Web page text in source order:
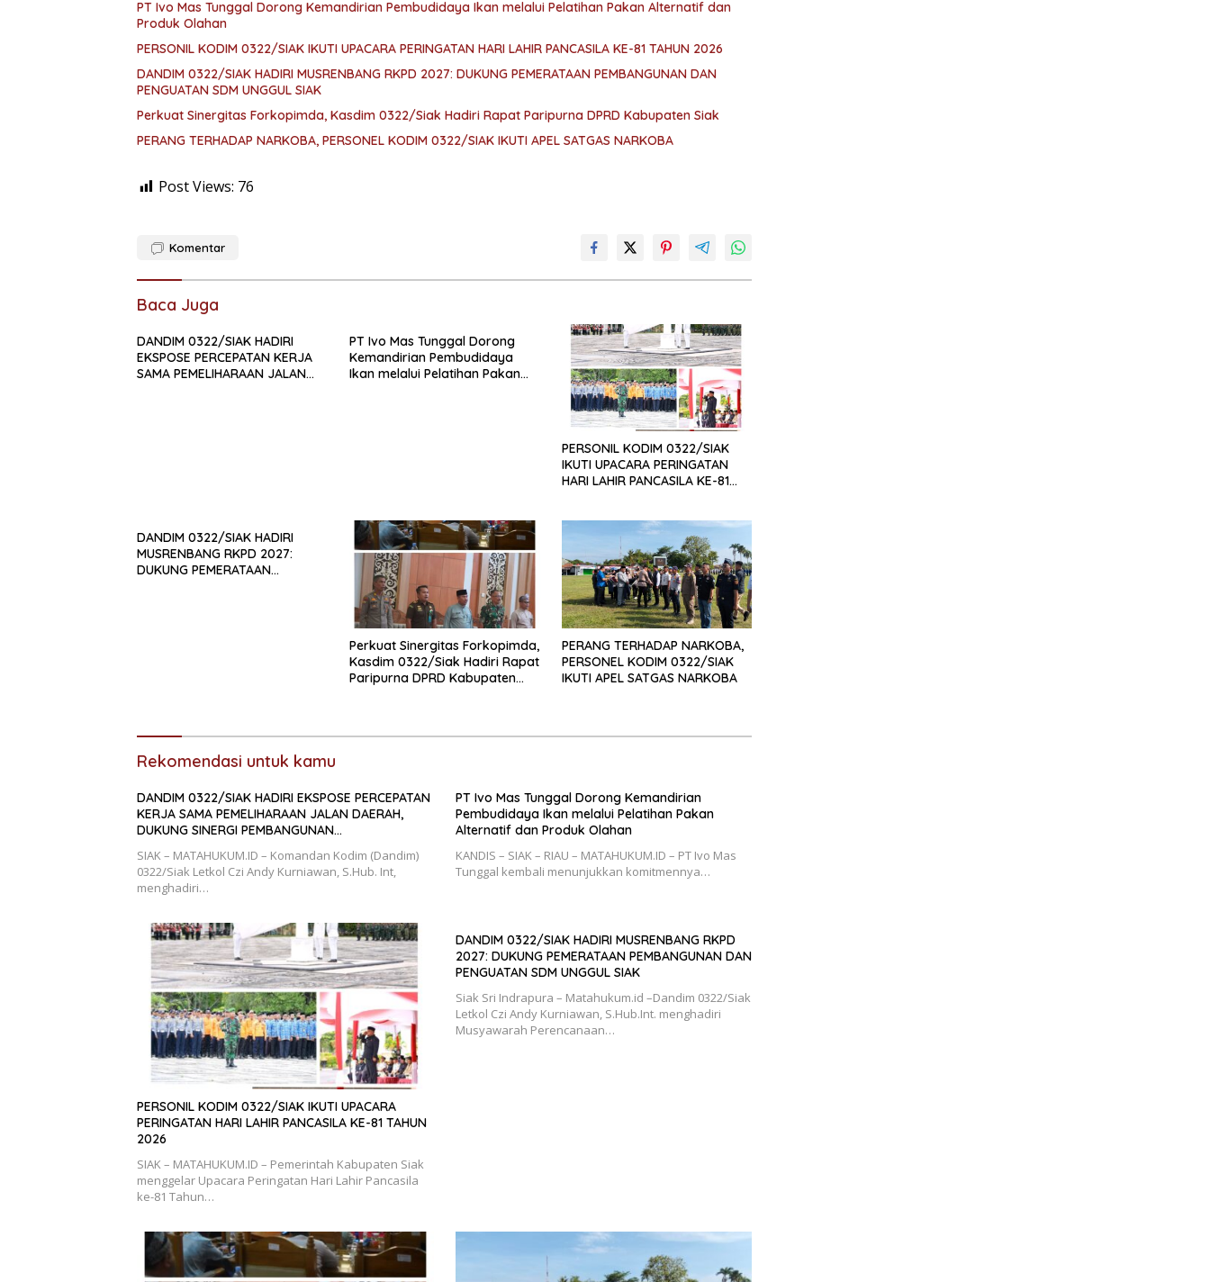
PT Ivo Mas Tunggal Dorong Kemandirian Pembudidaya Ikan melalui Pelatihan Pakan Alternatif dan
Produk Olahan
PERSONIL KODIM 0322/SIAK IKUTI UPACARA PERINGATAN HARI LAHIR PANCASILA KE-81 TAHUN 2026
DANDIM 0322/SIAK HADIRI MUSRENBANG RKPD 2027: DUKUNG PEMERATAAN PEMBANGUNAN DAN
PENGUATAN SDM UNGGUL SIAK
Perkuat Sinergitas Forkopimda, Kasdim 0322/Siak Hadiri Rapat Paripurna DPRD Kabupaten Siak
PERANG TERHADAP NARKOBA, PERSONEL KODIM 0322/SIAK IKUTI APEL SATGAS NARKOBA
Post Views: 76
Komentar
Baca Juga
DANDIM 0322/SIAK HADIRI
EKSPOSE PERCEPATAN KERJA
SAMA PEMELIHARAAN JALAN
PT Ivo Mas Tunggal Dorong
Kemandirian Pembudidaya
Ikan melalui Pelatihan Pakan
PERSONIL KODIM 0322/SIAK
IKUTI UPACARA PERINGATAN
HARI LAHIR PANCASILA KE-81
DANDIM 0322/SIAK HADIRI
MUSRENBANG RKPD 2027:
DUKUNG PEMERATAAN
Perkuat Sinergitas Forkopimda,
Kasdim 0322/Siak Hadiri Rapat
Paripurna DPRD Kabupaten
PERANG TERHADAP NARKOBA,
PERSONEL KODIM 0322/SIAK
IKUTI APEL SATGAS NARKOBA
Rekomendasi untuk kamu
DANDIM 0322/SIAK HADIRI EKSPOSE PERCEPATAN
KERJA SAMA PEMELIHARAAN JALAN DAERAH,
DUKUNG SINERGI PEMBANGUNAN
SIAK – MATAHUKUM.ID – Komandan Kodim (Dandim)
0322/Siak Letkol Czi Andy Kurniawan, S.Hub. Int,
menghadiri…
PT Ivo Mas Tunggal Dorong Kemandirian
Pembudidaya Ikan melalui Pelatihan Pakan
Alternatif dan Produk Olahan
KANDIS – SIAK – RIAU – MATAHUKUM.ID – PT Ivo Mas
Tunggal kembali menunjukkan komitmennya…
PERSONIL KODIM 0322/SIAK IKUTI UPACARA
PERINGATAN HARI LAHIR PANCASILA KE-81 TAHUN
2026
SIAK – MATAHUKUM.ID – Pemerintah Kabupaten Siak
menggelar Upacara Peringatan Hari Lahir Pancasila
ke-81 Tahun…
DANDIM 0322/SIAK HADIRI MUSRENBANG RKPD
2027: DUKUNG PEMERATAAN PEMBANGUNAN DAN
PENGUATAN SDM UNGGUL SIAK
Siak Sri Indrapura – Matahukum.id –Dandim 0322/Siak
Letkol Czi Andy Kurniawan, S.Hub.Int. menghadiri
Musyawarah Perencanaan…